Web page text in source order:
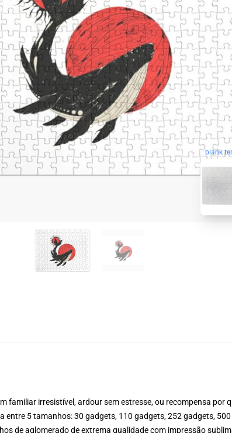
blank
familiar irresistível, ardour sem estresse, ou recompensa por
entre 5 tamanhos: 30 gadgets, 110 gadgets, 252 gadgets,
de aglomerado de extrema qualidade com impressão